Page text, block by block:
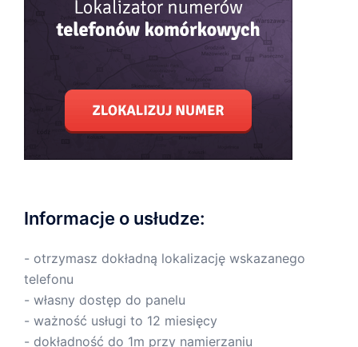
Informacje o usłudze:
- otrzymasz dokładną lokalizację wskazanego
telefonu
- własny dostęp do panelu
- ważność usługi to 12 miesięcy
- dokładność do 1m przy namierzaniu